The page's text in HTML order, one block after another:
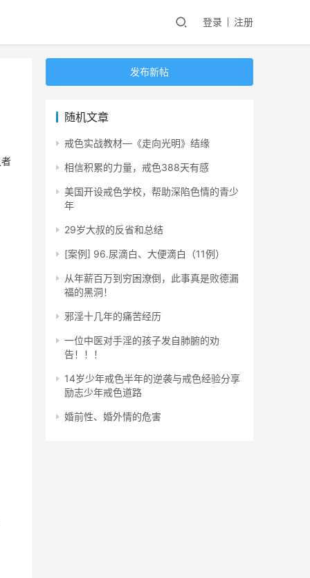
登录 注册
发布新帖
随机文章
戒色实战教材—《走向光明》结缘
相信积累的力量，戒色388天有感
美国开设戒色学校，帮助深陷色情的青少
年
29岁大叔的反省和总结
[案例] 96.尿滴白、大便滴白（11例）
从年薪百万到穷困潦倒，此事真是败德漏
福的黑洞！
邪淫十几年的痛苦经历
一位中医对手淫的孩子发自肺腑的劝
告！！！
14岁少年戒色半年的逆袭与戒色经验分享
励志少年戒色道路
婚前性、婚外情的危害